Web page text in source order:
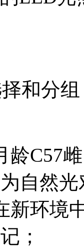
和分
龄C57
自然
新环境
；